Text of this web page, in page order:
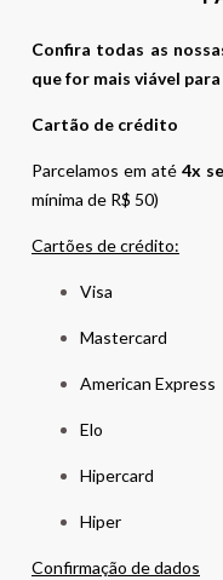
Confira todas as
que for mais viável para
Cartão de crédito
Parcelamos em até4x
mínima de R$ 50)
Cartões de crédito:
Visa
Mastercard
American Express
Elo
Hipercard
Hiper
Confirmação de dados